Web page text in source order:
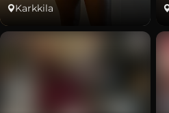
Karkkila